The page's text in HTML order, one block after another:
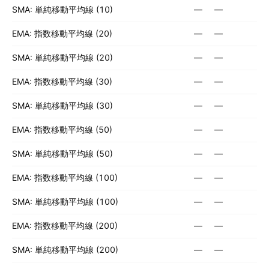
SMA: 単純移動平均線 (10) — —
EMA: 指数移動平均線 (20) — —
SMA: 単純移動平均線 (20) — —
EMA: 指数移動平均線 (30) — —
SMA: 単純移動平均線 (30) — —
EMA: 指数移動平均線 (50) — —
SMA: 単純移動平均線 (50) — —
EMA: 指数移動平均線 (100) — —
SMA: 単純移動平均線 (100) — —
EMA: 指数移動平均線 (200) — —
SMA: 単純移動平均線 (200) — —